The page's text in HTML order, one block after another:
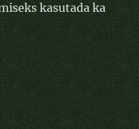
kasutada ka